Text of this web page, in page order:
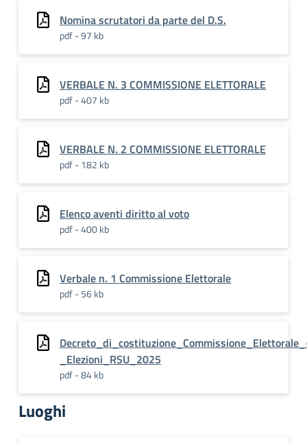
Nomina scrutatori da parte del D.S.
pdf - 97 kb
VERBALE N. 3 COMMISSIONE ELETTORALE
pdf - 407 kb
VERBALE N. 2 COMMISSIONE ELETTORALE
pdf - 182 kb
Elenco aventi diritto al voto
pdf - 400 kb
Verbale n. 1 Commissione Elettorale
pdf - 56 kb
_Elezioni_RSU_2025
pdf - 84 kb
Luoghi